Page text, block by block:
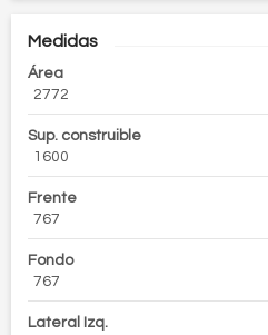
Medidas
Área
2772
Sup. construible
1600
Frente
767
Fondo
767
Lateral Izq.